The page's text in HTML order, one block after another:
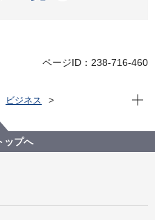
ページID：238-716-460
ビジネス
可
等
下室建築物の建築及び開発の
現在
ップへ